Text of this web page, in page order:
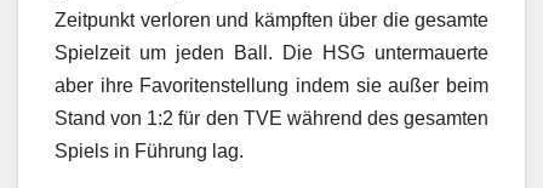
Zeitpunkt verloren und kämpften über die gesamte
Spielzeit um jeden Ball. Die HSG untermauerte
aber ihre Favoritenstellung indem sie außer beim
Stand von 1:2 für den TVE während des gesamten
Spiels in Führung lag.